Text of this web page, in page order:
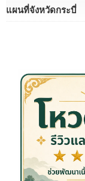
แผนที่จังหวัดกระบี่